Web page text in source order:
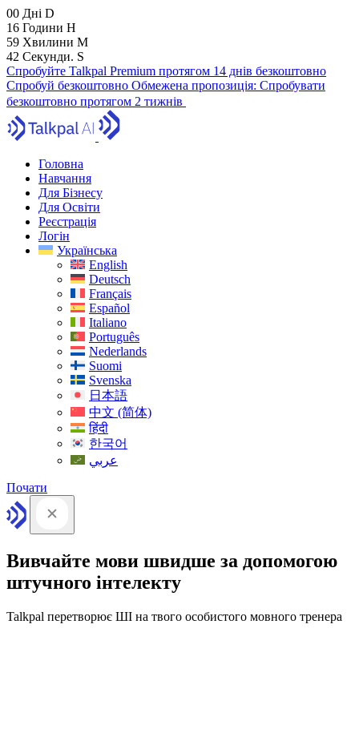
00 Дні D
16 Години H
59 Хвилини M
40 Секунди. S
Спробуйте Talkpal Premium протягом 14 днів безкоштовно
Спробуй безкоштовно Обмежена пропозиція: Спробувати
безкоштовно протягом 2 тижнів
Головна
Навчання
Для Бізнесу
Для Освіти
Реєстрація
Логін
Українська
English
Deutsch
Français
Español
Italiano
Português
Nederlands
Suomi
Svenska
日本語
中文 (简体)
हिंदी
한국어
عربي
Почати
Вивчайте мови швидше за допомогою
штучного інтелекту
Talkpal перетворює ШІ на твого особистого мовного тренера